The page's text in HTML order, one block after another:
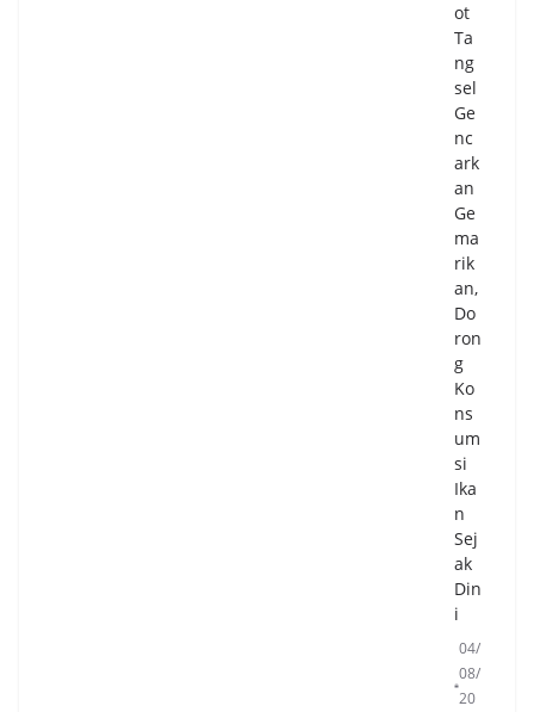
ot
Ta
ng
sel
Ge
nc
ark
an
Ge
ma
rik
an,
Do
ron
g
Ko
ns
um
si
Ika
n
Sej
ak
Din
i
04/
08/
20